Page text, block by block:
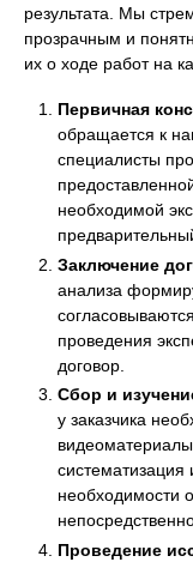
результата. Мы
прозрачным и
их о ходе работ на
Первичная
обращается к
специалисты
необходимой
Заключение
анализа
проведения
договор.
Сбор и
у заказчика
систематизация
необходимости
Проведение